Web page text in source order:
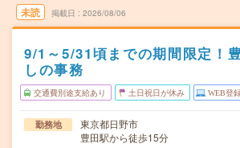
未読 掲載日 2026/08/06
9/1～5/31頃までの期間限定！
しの事務
交通費別途支給あり 土日祝日が休み WEB登
勤務地
東京都日野市
豊田駅から徒歩15分